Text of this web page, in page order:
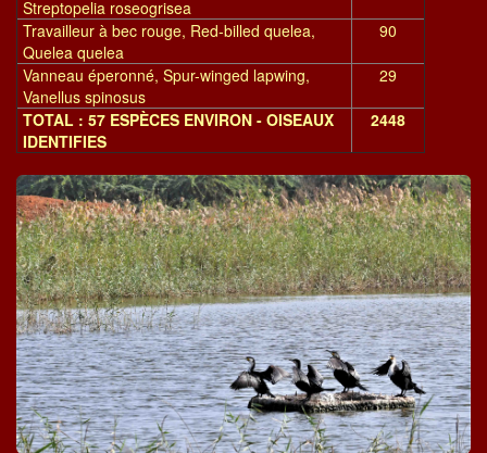
Streptopelia roseogrisea
Travailleur à bec rouge, Red-billed quelea,
Quelea quelea
90
Vanneau éperonné, Spur-winged lapwing,
Vanellus spinosus
29
TOTAL : 57 ESPÈCES ENVIRON - OISEAUX
IDENTIFIES
2448